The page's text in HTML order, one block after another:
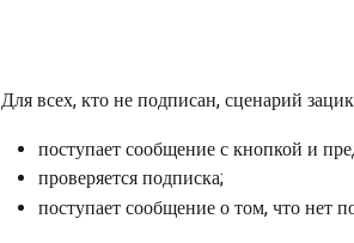
Для всех, кто не подписан, сценарий
поступает сообщение с кнопкой и
проверяется подписка;
поступает сообщение о том, что нет